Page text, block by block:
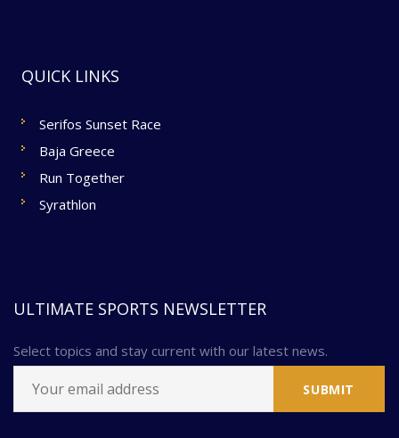
QUICK LINKS
Serifos Sunset Race
Baja Greece
Run Together
Syrathlon
ULTIMATE SPORTS NEWSLETTER
Select topics and stay current with our latest news.